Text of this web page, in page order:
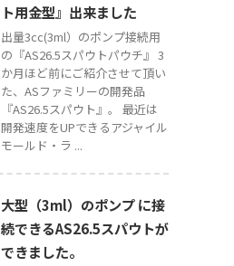
ト用金型』出来ました
出量3cc(3ml）のポンプ接続用
の『AS26.5スパウトパウチ』 3
か月ほど前にご紹介させて頂い
た、ASファミリーの開発品
『AS26.5スパウト』。 最近は
開発速度をUPできるアジャイル
モールド・ラ ...
大型（3ml）のポンプ に接
続できるAS26.5スパウトが
できました。